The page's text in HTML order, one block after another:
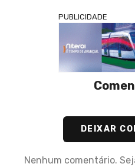
PUBLICIDADE
DEIXAR
Nenhum comentário.